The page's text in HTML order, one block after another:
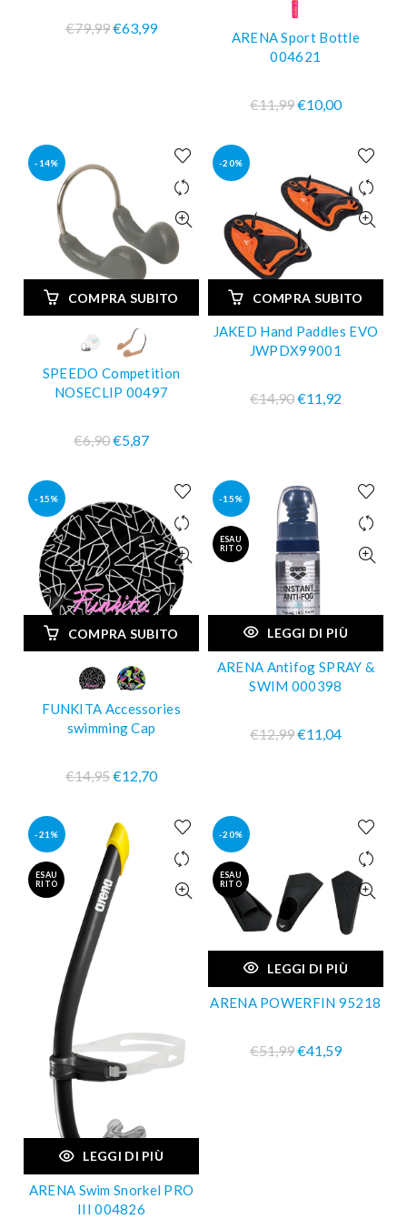
€79,99€63,99
ARENA Sport Bottle
004621
€11,99€10,00
-14%
COMPRA SUBITO
SPEEDO Competition
NOSECLIP 00497
€6,90€5,87
-20%
COMPRA SUBITO
JAKED Hand Paddles EVO
JWPDX99001
€14,90€11,92
-15%
COMPRA SUBITO
FUNKITA Accessories
swimming Cap
€14,95€12,70
-15%
ESAU
RITO
LEGGI DI PIÙ
ARENA Antifog SPRAY &
SWIM 000398
€12,99€11,04
-21%
ESAU
RITO
LEGGI DI PIÙ
ARENA Swim Snorkel PRO
III 004826
-20%
ESAU
RITO
LEGGI DI PIÙ
ARENA POWERFIN 95218
€51,99€41,59